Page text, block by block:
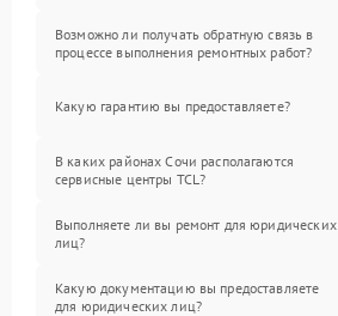
Возможно ли получать обратную связь в
процессе выполнения ремонтных работ?
Какую гарантию вы предоставляете?
В каких районах Сочи располагаются
сервисные центры TCL?
Выполняете ли вы ремонт для юридических
лиц?
Какую документацию вы предоставляете
для юридических лиц?